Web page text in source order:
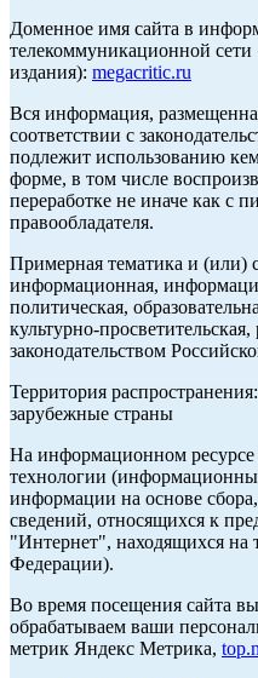
Доменное имя сайта в
телекоммуникационной сети
издания): megacritic.ru
Вся информация,
соответствии с
подлежит использованию
форме, в том числе
переработке не иначе как с
правообладателя.
Примерная тематика и (или)
информационная,
политическая,
культурно-
законодательством
Территория
зарубежные страны
На информационном
технологии
информации на основе
сведений, относящихся к
"Интернет", находящихся на
Федерации).
Во время посещения сайта
обрабатываем ваши
метрик Яндекс Метрика,